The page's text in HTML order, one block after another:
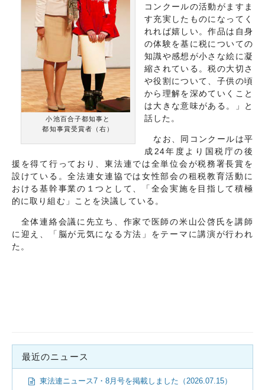
小池百合子都知事と
都知事賞受賞者（右）
コンクールの活動がますま
す充実したものになってく
れれば嬉しい。作品は自身
の体験を基に税についての
知識や感想が小さな絵に凝
縮されている。税の大切さ
や役割について、子供の頃
から理解を深めていくこと
は大きな意味がある。」と
話した。
なお、同コンクールは平
成24年度より国税庁の後
援を得て行っており、東法連では全単位会が税務署長賞を
設けている。全法連女連協では女性部会の租税教育活動に
おける基幹事業の１つとして、「全会実施を目指して積極
的に取り組む」ことを決議している。
全体連絡会議に先立ち、作家で医師の米山公啓氏を講師
に迎え、「脳が元気になる方法」をテーマに講演が行われ
た。
最近のニュース
東法連ニュース7・8月号を掲載しました（2026.07.15）